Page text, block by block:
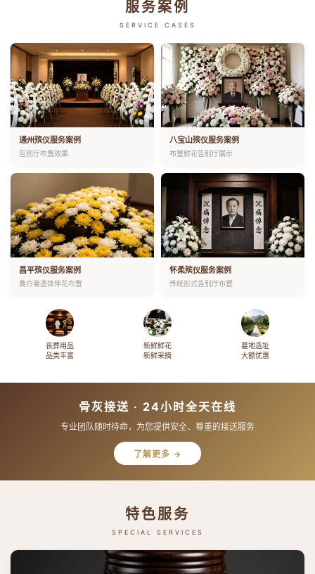
服务案例
SERVICE CASES
通州殡仪服务案例
告别厅布置效果
八宝山殡仪服务案例
布置鲜花告别厅展示
昌平殡仪服务案例
黄白菊遗体伴花布置
怀柔殡仪服务案例
传统形式告别厅布置
丧葬用品
品类丰富
新鲜鲜花
新鲜采摘
墓地选址
大额优惠
骨灰接送 · 24小时全天在线
专业团队随时待命，为您提供安全、尊重的接送服务
了解更多 →
特色服务
SPECIAL SERVICES